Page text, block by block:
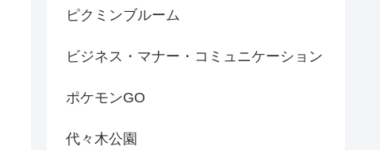
ピクミンブルーム
ビジネス・マナー・コミュニケーション
ポケモンGO
代々木公園